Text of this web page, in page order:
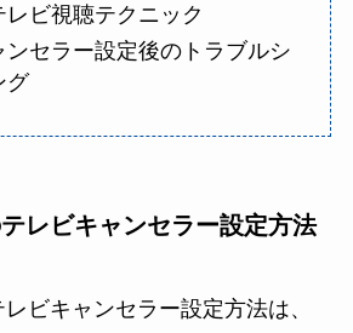
レビ視聴テクニック
ンセラー設定後のトラブルシ
グ
レビキャンセラー設定方法
ビキャンセラー設定方法は、